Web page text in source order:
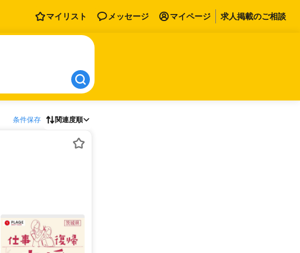
マイリスト メッセージ マイページ 求人掲載のご相談
条件保存 関連度順